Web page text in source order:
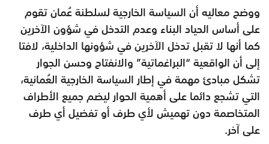
ووضح معاليه أن السياسة الخارجية لسلطنة عُمان تقوم
على أساس الحياد البناء وعدم التدخل في شؤون الآخرين
كما أنها لا تقبل تدخل الآخرين في شؤونها الداخلية، لافتا
إلى أن الواقعية “البراغماتية” والانفتاح وحسن الجوار
تشكل مبادئ مهمة في إطار السياسة الخارجية العُمانية،
التي تشجع دائما على أهمية الحوار ليضم جميع الأطراف
المتخاصمة دون تهميش لأي طرف أو تفضيل أي طرف
على آخر.